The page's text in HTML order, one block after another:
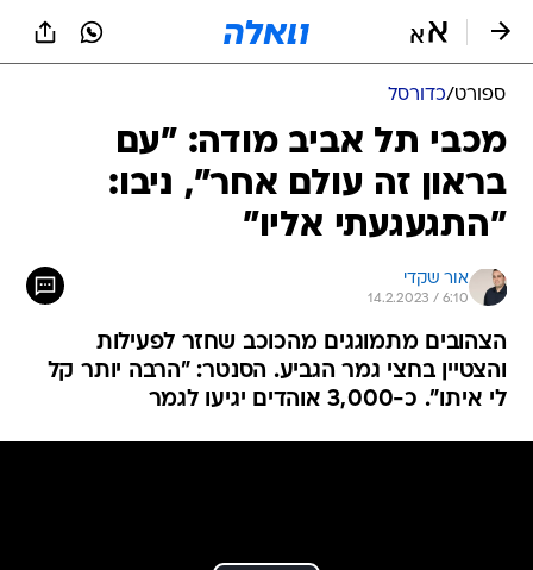
ספורט/כדורסל
מכבי תל אביב מודה: "עם
בראון זה עולם אחר", ניבו:
"התגעגעתי אליו"
אור שקדי
14.2.2023 / 6:10
הצהובים מתמוגגים מהכוכב שחזר לפעילות
והצטיין בחצי גמר הגביע. הסנטר: "הרבה יותר קל
לי איתו". כ-3,000 אוהדים יגיעו לגמר